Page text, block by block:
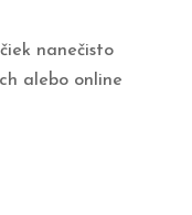
nanečisto
alebo online